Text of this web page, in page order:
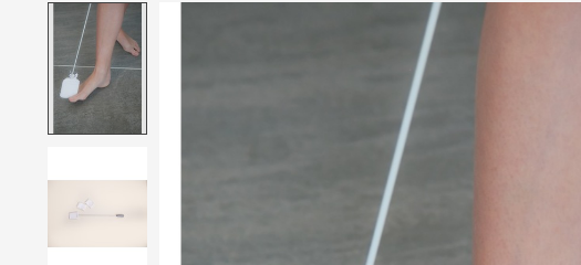
Product image slideshow Items